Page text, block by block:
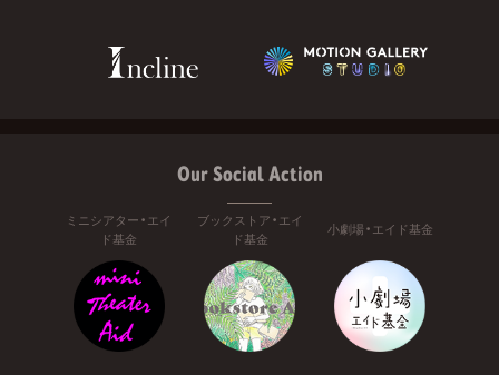
Our Social Action
ミニシアター・エイ
ド基金
ブックストア・エイ
ド基金
小劇場・エイド基金